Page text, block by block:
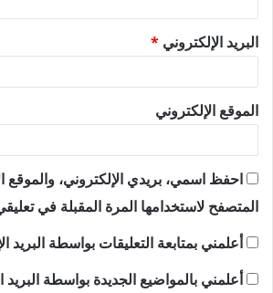
البريد الإلكتروني *
الموقع الإلكتروني
احفظ اسمي، بريدي الإلكتروني، والموقع
المتصفح لاستخدامها المرة المقبلة في
أعلمني بمتابعة التعليقات بواسطة البريد
أعلمني بالمواضيع الجديدة بواسطة البريد